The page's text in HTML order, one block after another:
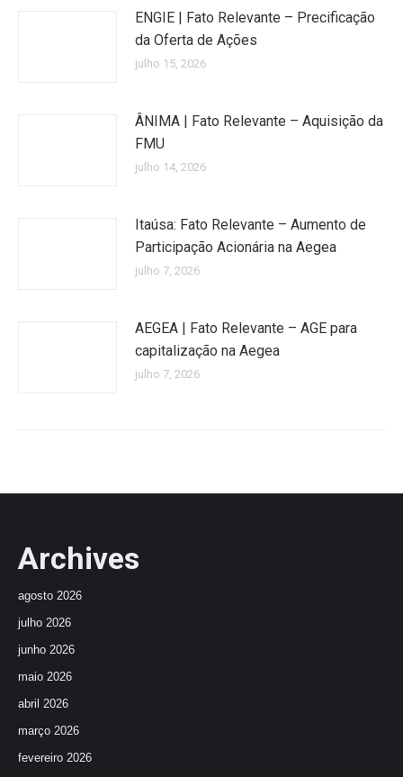
ENGIE | Fato Relevante – Precificação
da Oferta de Ações
julho 15, 2026
ÂNIMA | Fato Relevante – Aquisição da
FMU
julho 14, 2026
Itaúsa: Fato Relevante – Aumento de
Participação Acionária na Aegea
julho 7, 2026
AEGEA | Fato Relevante – AGE para
capitalização na Aegea
julho 7, 2026
Archives
agosto 2026
julho 2026
junho 2026
maio 2026
abril 2026
março 2026
fevereiro 2026